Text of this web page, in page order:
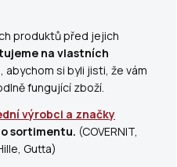
produktů před jejich
na vlastních
, abychom si byli jisti, že vám
fungující zboží.
výrobci a značky
sortimentu. (COVERNIT,
Gutta)